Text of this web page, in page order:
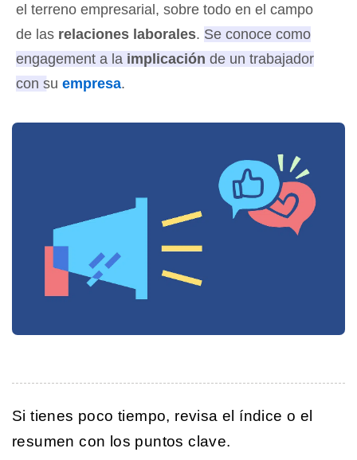
el terreno empresarial, sobre todo en el campo
de las relaciones laborales. Se conoce como
engagement a la implicación de un trabajador
con su empresa.
Si tienes poco tiempo, revisa el índice o el
resumen con los puntos clave.